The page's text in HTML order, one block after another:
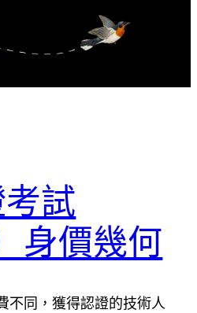
試
身價幾何
不同，獲得認證的技術人